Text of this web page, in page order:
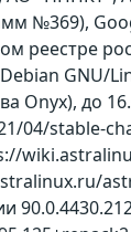
№369),
реестре
GNU/
Оnyx), до
04/stable-